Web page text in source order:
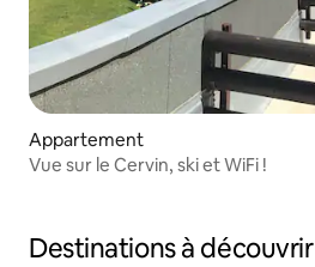
Appartement
Vue sur le Cervin, ski et WiFi !
Destinations à découvrir